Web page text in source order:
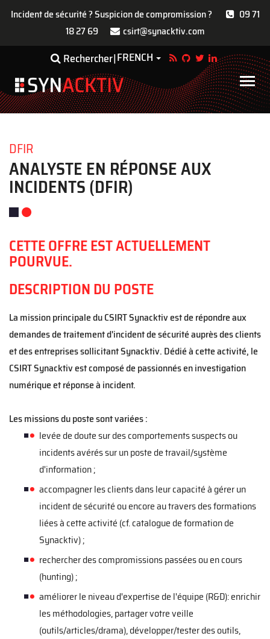
Incident de sécurité ? Suspicion de compromission ?
09 71
18 27 69
csirt@synacktiv.com
contenu
principal
Rechercher FRENCH Toggle Dropdown
Main
DFIR
ANALYSTE EN RÉPONSE AUX
INCIDENTS (DFIR)
CETTE OFFRE EST ACTUELLEMENT
POURVUE.
DESCRIPTION DU POSTE
La mission principale du CSIRT Synacktiv est de répondre aux
demandes de traitement d'incident de sécurité auprès des clients
et des entreprises sollicitant Synacktiv. Dédié à cette activité, le
CSIRT Synacktiv est composé de passionnésen investigation
numérique et réponse à incident.
Les missions du poste sont variées :
levée de doutesur des comportements suspects ou
incidents avéréssur un poste de travail/système
d'information;
accompagner les clients dans leur capacité à gérer un
incident de sécurité ou encore au travers des formations
liées à cette activité (cf. catalogue de formation de
Synacktiv);
rechercher des compromissions passées ou en cours
(hunting);
améliorerle niveau d'expertise de l'équipe (R&D):enrichir
les méthodologies, partager votre veille
(outils/articles/drama),développer/tester des outils,